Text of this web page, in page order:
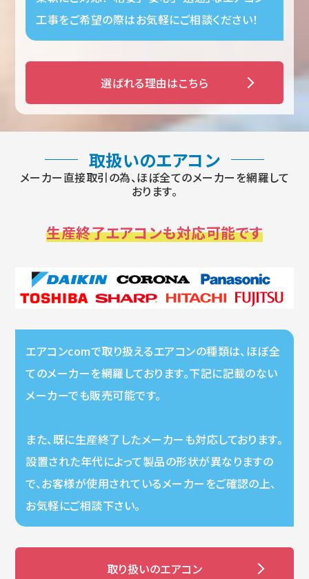
工事をご希望の際はお気軽にご相談ください！
選ばれる理由はこちら
取扱いのエアコン
メーカー直接取引の為、ほぼ全てのメーカーを網羅して
おります。
生産終了エアコンも対応可能です
エアコンcomで取り扱えるエアコンの種類は、ほぼ全
てのメーカーを網羅しております。下記に記載のない
メーカーでも販売可能です。
また、既に生産終了したメーカーも対応しております。
設置された年代によって製品の形状が異なりますの
で、お客様が使用されているメーカーをご確認の上、
お気軽にご相談下さい。
取り扱いのエアコン